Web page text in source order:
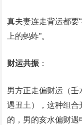
真夫妻连走背运都要
上的蚂蚱”。
财运共振 ‌：
男方正走偏财运（壬
遇丑土），这种组合
的，男的亥水偏财